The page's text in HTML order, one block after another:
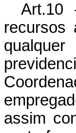
Art.10
recursos
assim